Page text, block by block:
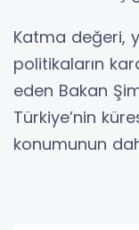
Katma değeri,
politikaların
eden Bakan
Türkiye’nin
konumunun